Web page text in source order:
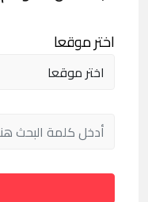
اختر موقعا